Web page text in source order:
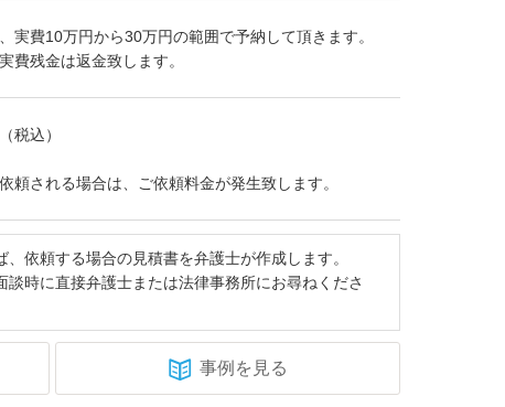
実費10万円から30万円の範囲で予納して頂きます。
費残金は返金致します。
税込）
頼される場合は、ご依頼料金が発生致します。
依頼する場合の見積書を弁護士が作成します。
談時に直接弁護士または法律事務所にお尋ねくださ
事例を見る